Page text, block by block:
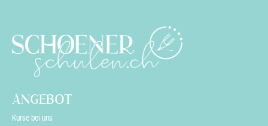
ANGEBOT
Kurse bei uns